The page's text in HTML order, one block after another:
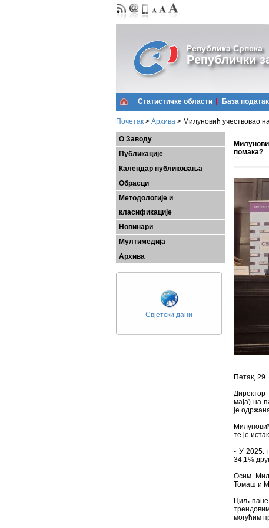
Република Српска
Републички
Статистичке области Базa
Почетак > Архива > Милуновић учествовао
О Заводу
Публикације
Календар публиковања
Обрасци
Методологије и
класификације
Новинари
Мултимедија
Архива
Свјетски дани
помака?
Петак, 29.
Директор
маја) на
је
те је
- У 2025.
34,1%
Осим
Томаш и
Циљ
могућим